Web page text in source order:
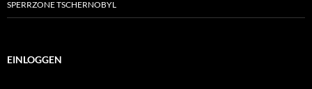
SPERRZONE TSCHERNOBYL
EINLOGGEN